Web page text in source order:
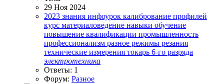
29 Ноя 2024
2023 знания инфоурок калибрование профилей
курс материаловедение навыки обучение
повышение квалификации промышленность
профессионализм разное режимы резания
технические измерения токарь 6-го разряда
электротехника
Ответы: 1
Форум: Разное